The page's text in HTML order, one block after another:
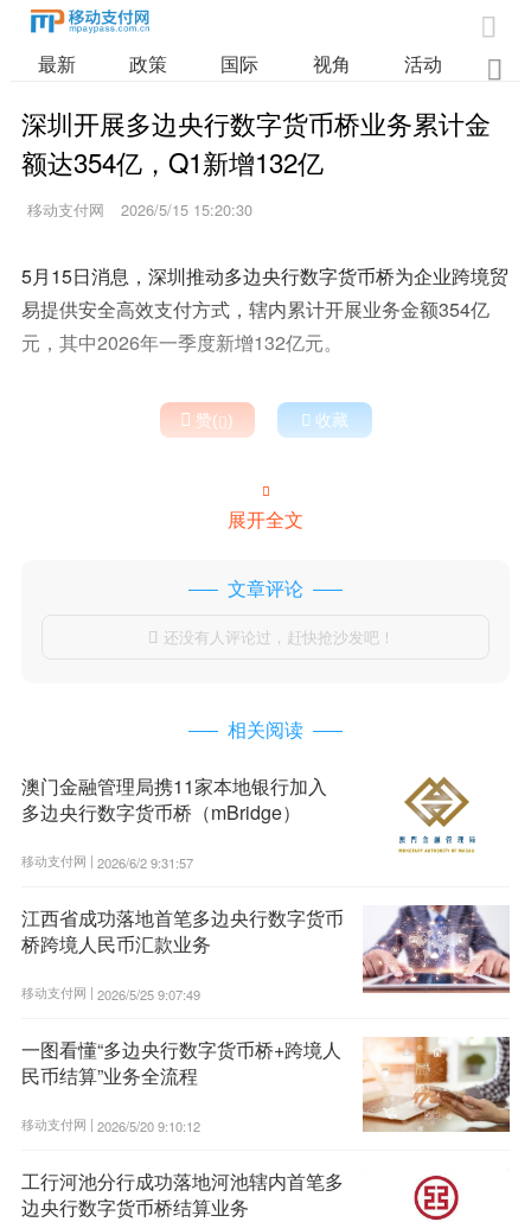

最新 政策 国际 视角 活动 业

深圳开展多边央行数字货币桥业务累计金
额达354亿，Q1新增132亿
移动支付网 2026/5/15 15:20:30
5月15日消息，深圳推动多边央行数字货币桥为企业跨境贸
易提供安全高效支付方式，辖内累计开展业务金额354亿
元，其中2026年一季度新增132亿元。
 赞()  收藏

展开全文
文章评论
 还没有人评论过，赶快抢沙发吧！
相关阅读
澳门金融管理局携11家本地银行加入
多边央行数字货币桥（mBridge）
移动支付网 | 2026/6/2 9:31:57
江西省成功落地首笔多边央行数字货币
桥跨境人民币汇款业务
移动支付网 | 2026/5/25 9:07:49
一图看懂“多边央行数字货币桥+跨境人
民币结算”业务全流程
移动支付网 | 2026/5/20 9:10:12
工行河池分行成功落地河池辖内首笔多
边央行数字货币桥结算业务